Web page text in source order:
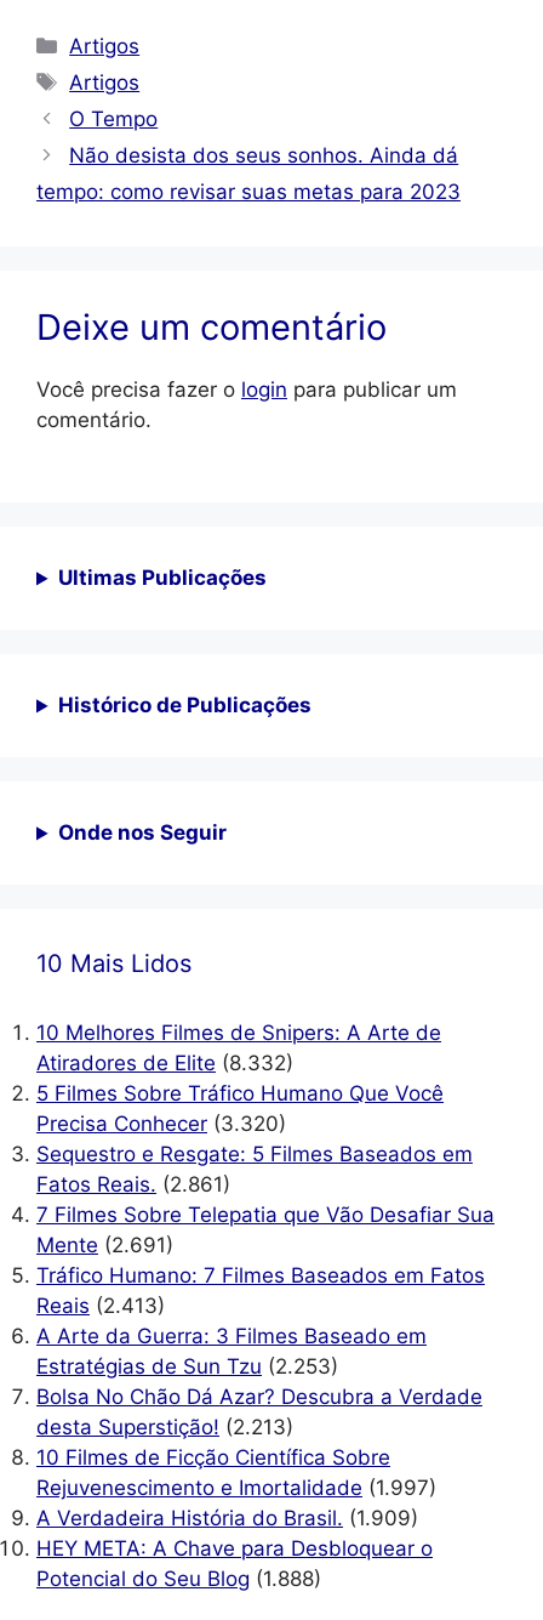
Categorias
Artigos
Tags
Artigos
O Tempo
Não desista dos seus sonhos. Ainda dá
tempo: como revisar suas metas para 2023
Deixe um comentário
Você precisa fazer o login para publicar um
comentário.
Ultimas Publicações
Histórico de Publicações
Onde nos Seguir
10 Mais Lidos
10 Melhores Filmes de Snipers: A Arte de
Atiradores de Elite (8.332)
5 Filmes Sobre Tráfico Humano Que Você
Precisa Conhecer (3.320)
Sequestro e Resgate: 5 Filmes Baseados em
Fatos Reais. (2.861)
7 Filmes Sobre Telepatia que Vão Desafiar Sua
Mente (2.691)
Tráfico Humano: 7 Filmes Baseados em Fatos
Reais (2.413)
A Arte da Guerra: 3 Filmes Baseado em
Estratégias de Sun Tzu (2.253)
Bolsa No Chão Dá Azar? Descubra a Verdade
desta Superstição! (2.213)
10 Filmes de Ficção Científica Sobre
Rejuvenescimento e Imortalidade (1.997)
A Verdadeira História do Brasil. (1.909)
HEY META: A Chave para Desbloquear o
Potencial do Seu Blog (1.888)